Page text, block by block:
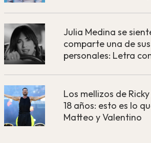
Julia Medina se
comparte una de
personales: Letra
Los mellizos de
18 años: esto es lo
Matteo y Valentino